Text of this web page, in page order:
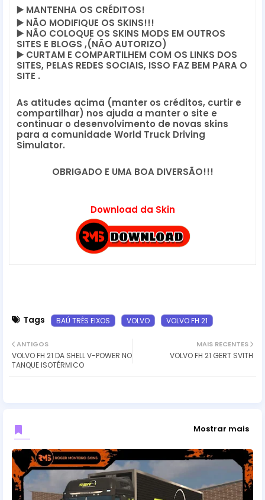
▶️ MANTENHA OS CRÉDITOS!
▶️ NÃO MODIFIQUE OS SKINS!!!
▶️ NÃO COLOQUE OS SKINS MODS EM OUTROS
SITES E BLOGS ,(NÃO AUTORIZO)
▶️ CURTAM E COMPARTILHEM COM OS LINKS DOS
SITES, PELAS REDES SOCIAIS, ISSO FAZ BEM PARA O
SITE .
As atitudes acima (manter os créditos, curtir e
compartilhar) nos ajuda a manter o site e
continuar o desenvolvimento de novas skins
para a comunidade World Truck Driving
Simulator.
OBRIGADO E UMA BOA DIVERSÃO!!!
Download da Skin
Tags BAÚ TRÊS EIXOS VOLVO VOLVO FH 21
MAIS RECENTES
VOLVO FH 21 GERT SVITH
ANTIGOS
VOLVO FH 21 DA SHELL V-POWER NO
TANQUE ISOTÉRMICO
Mostrar mais